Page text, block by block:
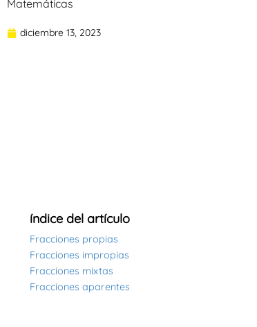
Matemáticas
diciembre 13, 2023
índice del artículo
Fracciones propias
Fracciones impropias
Fracciones mixtas
Fracciones aparentes